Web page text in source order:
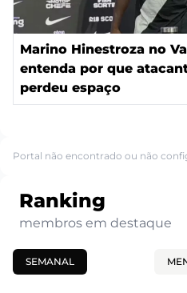
Marino Hinestroza no
entenda por que
perdeu espaço
Portal não encontrado ou não
Ranking
membros em destaque
SEMANAL